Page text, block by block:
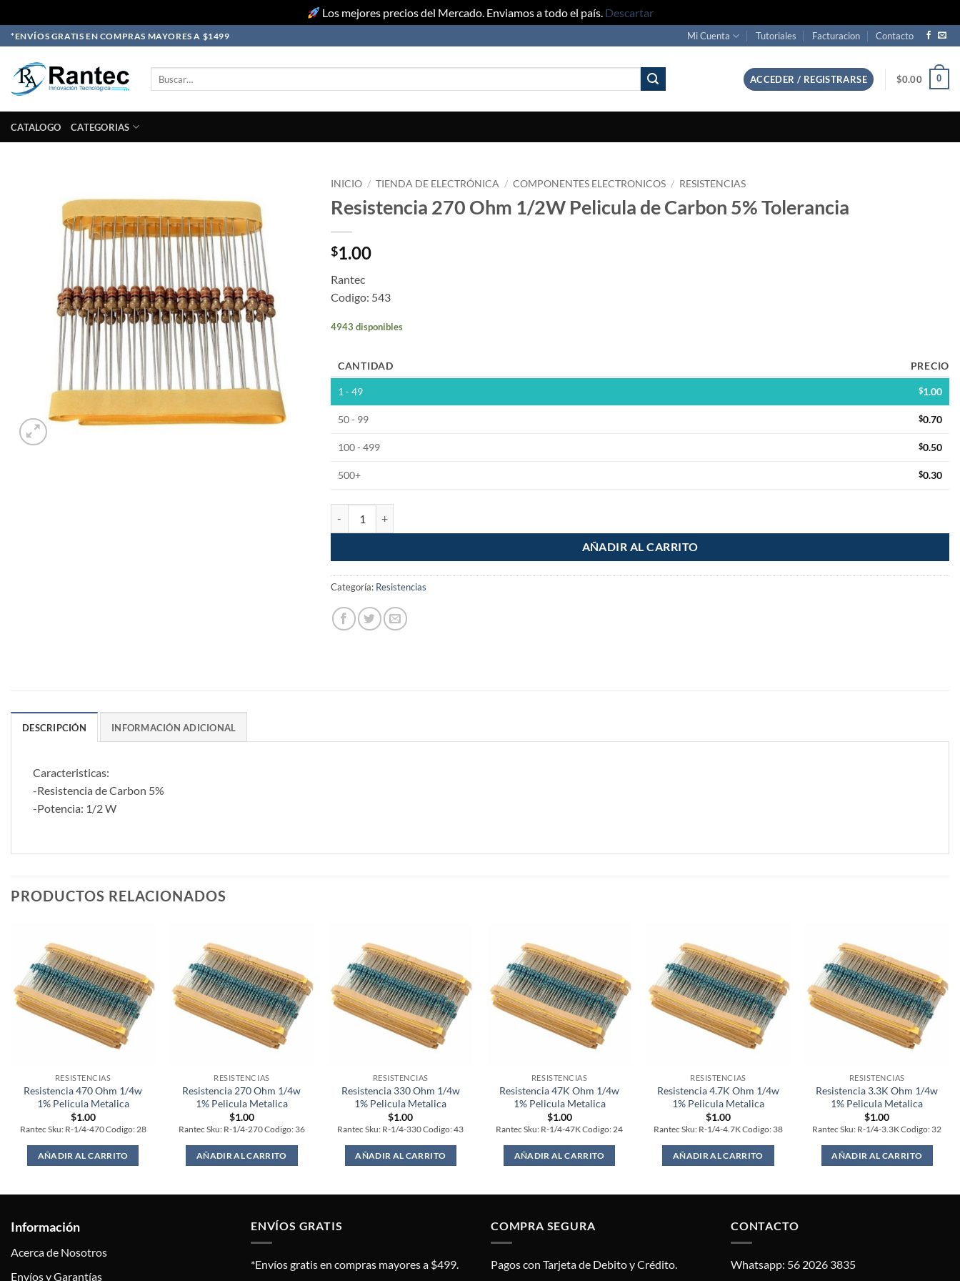
Los mejores precios del Mercado. Enviamos a todo el país. Descartar
Skip
to
content
*ENVÍOS GRATIS EN COMPRAS MAYORES A $1499 Mi Cuenta Tutoriales Facturacion Contacto
ACCEDER / REGISTRARSE $0.00 0
CATALOGO CATEGORIAS
INICIO / TIENDA DE ELECTRÓNICA / COMPONENTES ELECTRONICOS / RESISTENCIAS
Resistencia 270 Ohm 1/2W Pelicula de Carbon 5% Tolerancia
$1.00
Rantec
Codigo: 543
4943 disponibles
CANTIDAD PRECIO
1 - 49 $1.00
50 - 99 $0.70
100 - 499 $0.50
500+ $0.30
AÑADIR AL CARRITO
Categoría: Resistencias
DESCRIPCIÓN INFORMACIÓN ADICIONAL
Caracteristicas:
-Resistencia de Carbon 5%
-Potencia: 1/2 W
PRODUCTOS RELACIONADOS
RESISTENCIAS
Resistencia 470 Ohm 1/4w
1% Pelicula Metalica
$1.00
Rantec Sku: R-1/4-470 Codigo: 28
AÑADIR AL CARRITO
RESISTENCIAS
Resistencia 270 Ohm 1/4w
1% Pelicula Metalica
$1.00
Rantec Sku: R-1/4-270 Codigo: 36
AÑADIR AL CARRITO
RESISTENCIAS
Resistencia 330 Ohm 1/4w
1% Pelicula Metalica
$1.00
Rantec Sku: R-1/4-330 Codigo: 43
AÑADIR AL CARRITO
RESISTENCIAS
Resistencia 47K Ohm 1/4w
1% Pelicula Metalica
$1.00
Rantec Sku: R-1/4-47K Codigo: 24
AÑADIR AL CARRITO
RESISTENCIAS
Resistencia 4.7K Ohm 1/4w
1% Pelicula Metalica
$1.00
Rantec Sku: R-1/4-4.7K Codigo: 38
AÑADIR AL CARRITO
RESISTENCIAS
Resistencia 3.3K Ohm 1/4w
1% Pelicula Metalica
$1.00
Rantec Sku: R-1/4-3.3K Codigo: 32
AÑADIR AL CARRITO
Información
Acerca de Nosotros
Envíos y Garantías
ENVÍOS GRATIS
*Envíos gratis en compras mayores a $499.
COMPRA SEGURA
Pagos con Tarjeta de Debito y Crédito.
CONTACTO
Whatsapp: 56 2026 3835